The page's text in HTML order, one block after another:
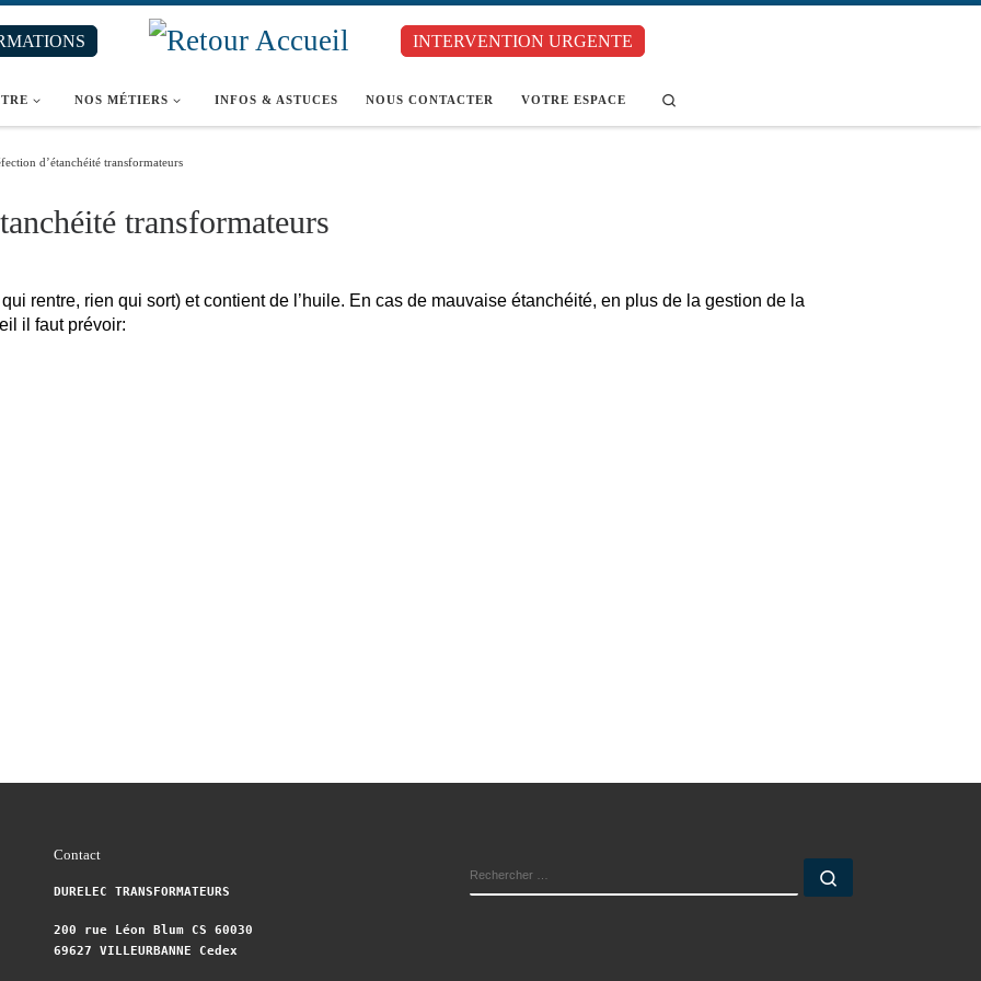
INTERVENTION URGENTE
NOS MÉTIERS INFOS & ASTUCES NOUS CONTACTER VOTRE ESPACE
d’étanchéité transformateurs
transformateurs
rentre, rien qui sort) et contient de l’huile. En cas de mauvaise étanchéité, en plus de la gestion de la
il faut prévoir:
Contact
DURELEC TRANSFORMATEURS
200 rue Léon Blum CS 60030
69627 VILLEURBANNE Cedex